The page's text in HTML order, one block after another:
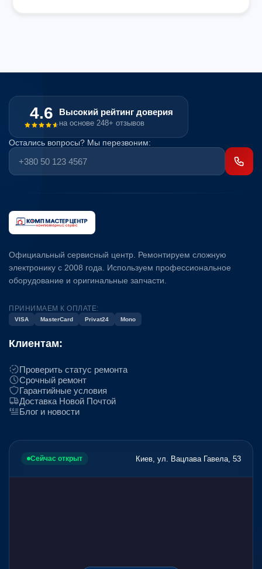
4.6 Высокий рейтинг доверия
на основе 248+ отзывов
Остались вопросы? Мы перезвоним:
Официальный сервисный центр. Ремонтируем сложную
электронику с 2008 года. Используем профессиональное
оборудование и оригинальные запчасти.
ПРИНИМАЕМ К ОПЛАТЕ:
VISA MasterCard Privat24 Mono
Клиентам:
Проверить статус ремонта
Срочный ремонт
Гарантийные условия
Доставка Новой Почтой
Блог и новости
Сейчас открыт Киев, ул. Вацлава Гавела, 53